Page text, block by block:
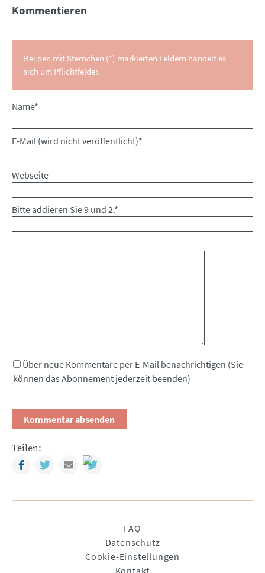
Kommentieren
Bei den mit Sternchen (*) markierten Feldern handelt es
sich um Pflichtfelder.
Pflichtfeld
Name*
Pflichtfeld
E-Mail (wird nicht veröffentlicht)*
Webseite
Bitte addieren Sie 9 und 2.*
Über neue Kommentare per E-Mail benachrichtigen (Sie
können das Abonnement jederzeit beenden)
Teilen:
FacebookTwitterMail
FAQ
Datenschutz
Cookie-Einstellungen
Kontakt